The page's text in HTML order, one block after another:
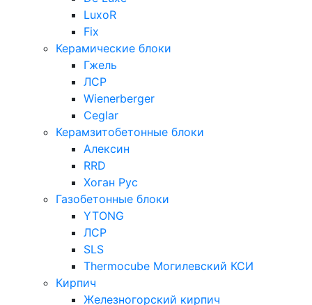
LuxoR
Fix
Керамические блоки
Гжель
ЛСР
Wienerberger
Ceglar
Керамзитобетонные блоки
Алексин
RRD
Хоган Рус
Газобетонные блоки
YTONG
ЛСР
SLS
Thermocube Могилевский КСИ
Кирпич
Железногорский кирпич